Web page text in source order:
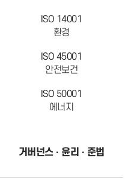
ISO 14001
환경
ISO 45001
안전보건
ISO 50001
에너지
거버넌스 · 윤리 · 준법